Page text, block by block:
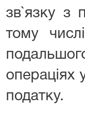
зв`язку з
тому
операціях
податку.